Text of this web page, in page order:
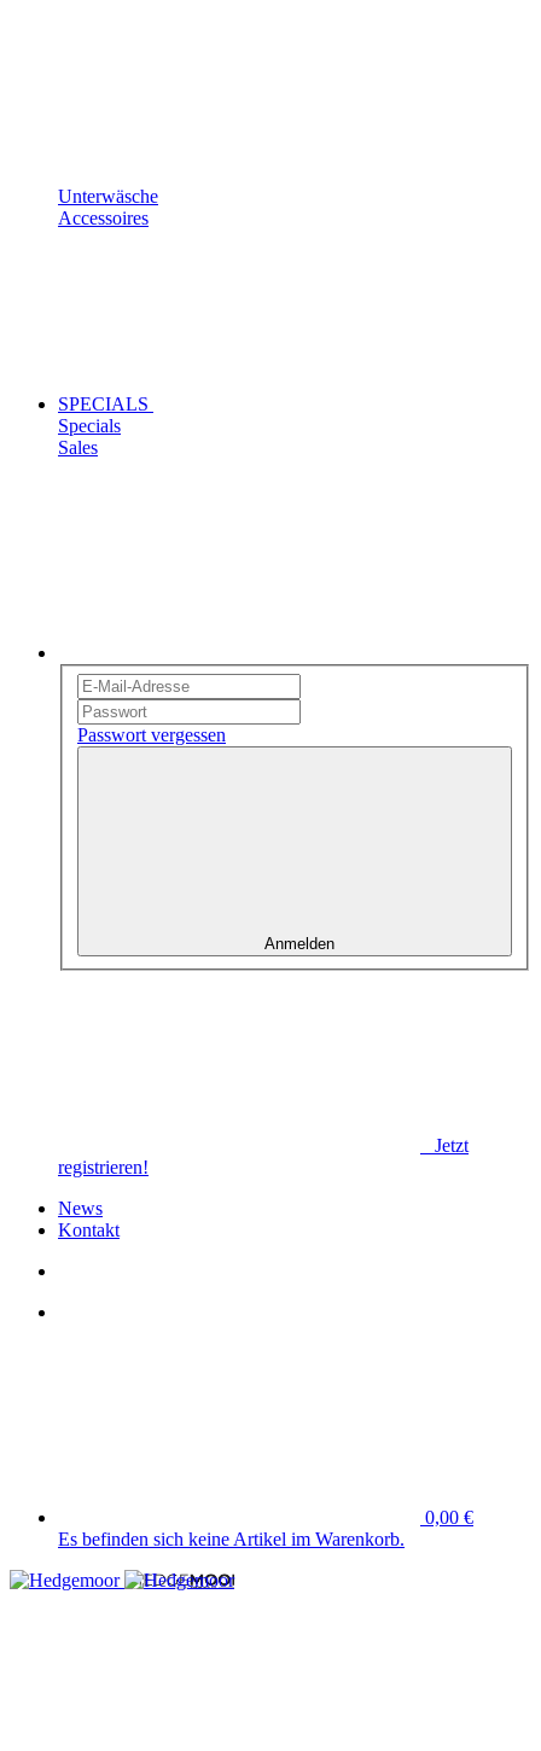
Unterwäsche
Accessoires
SPECIALS
Specials
Sales
Passwort vergessen
Anmelden
Jetzt
registrieren!
News
Kontakt
0,00 €
Es befinden sich keine Artikel im Warenkorb.